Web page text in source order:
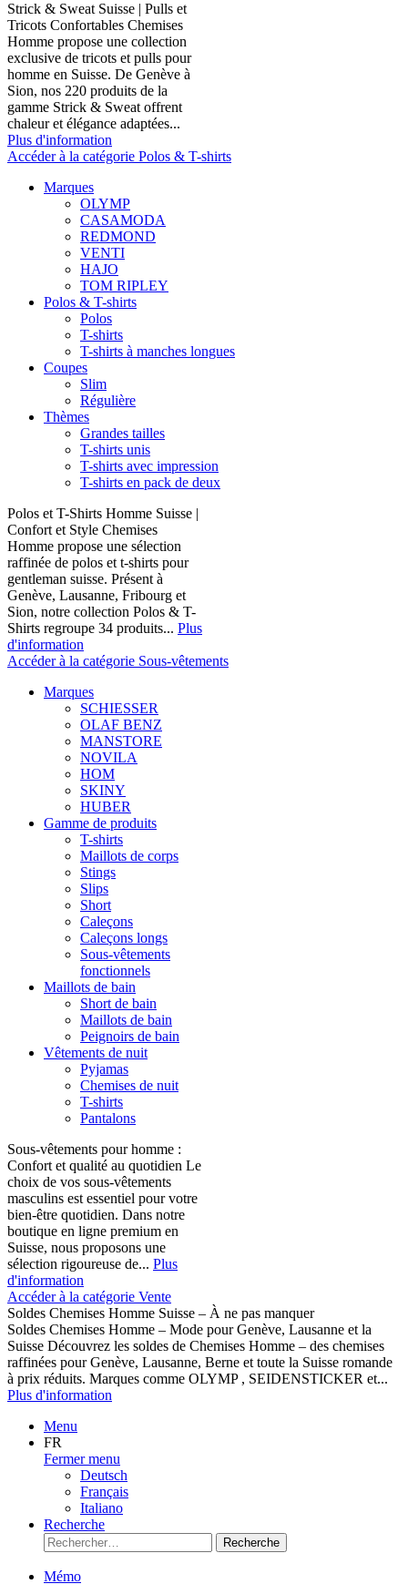
Strick & Sweat Suisse | Pulls et
Tricots Confortables Chemises
Homme propose une collection
exclusive de tricots et pulls pour
homme en Suisse. De Genève à
Sion, nos 220 produits de la
gamme Strick & Sweat offrent
chaleur et élégance adaptées...
Plus d'information
Accéder à la catégorie Polos & T-shirts
Marques
OLYMP
CASAMODA
REDMOND
VENTI
HAJO
TOM RIPLEY
Polos & T-shirts
Polos
T-shirts
T-shirts à manches longues
Coupes
Slim
Régulière
Thèmes
Grandes tailles
T-shirts unis
T-shirts avec impression
T-shirts en pack de deux
Polos et T-Shirts Homme Suisse |
Confort et Style Chemises
Homme propose une sélection
raffinée de polos et t-shirts pour
gentleman suisse. Présent à
Genève, Lausanne, Fribourg et
Sion, notre collection Polos & T-
Shirts regroupe 34 produits... Plus
d'information
Accéder à la catégorie Sous-vêtements
Marques
SCHIESSER
OLAF BENZ
MANSTORE
NOVILA
HOM
SKINY
HUBER
Gamme de produits
T-shirts
Maillots de corps
Stings
Slips
Short
Caleçons
Caleçons longs
Sous-vêtements
fonctionnels
Maillots de bain
Short de bain
Maillots de bain
Peignoirs de bain
Vêtements de nuit
Pyjamas
Chemises de nuit
T-shirts
Pantalons
Sous-vêtements pour homme :
Confort et qualité au quotidien Le
choix de vos sous-vêtements
masculins est essentiel pour votre
bien-être quotidien. Dans notre
boutique en ligne premium en
Suisse, nous proposons une
sélection rigoureuse de... Plus
d'information
Accéder à la catégorie Vente
Soldes Chemises Homme Suisse – À ne pas manquer
Soldes Chemises Homme – Mode pour Genève, Lausanne et la
Suisse Découvrez les soldes de Chemises Homme – des chemises
raffinées pour Genève, Lausanne, Berne et toute la Suisse romande
à prix réduits. Marques comme OLYMP , SEIDENSTICKER et...
Plus d'information
Menu
FR
Fermer menu
Deutsch
Français
Italiano
Recherche
Recherche
Mémo